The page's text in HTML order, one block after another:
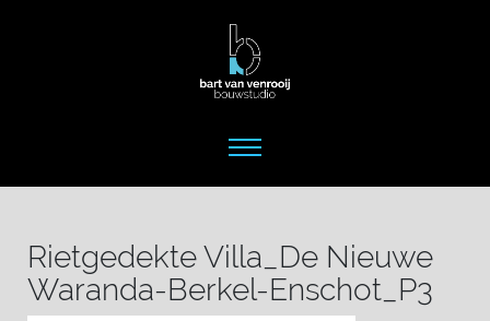
Rietgedekte Villa_De Nieuwe
Waranda-Berkel-Enschot_P3